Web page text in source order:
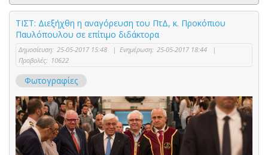
ΤΙΣΤ: Διεξήχθη η αναγόρευση του ΠτΔ, κ. Προκόπιου
Παυλόπουλου σε επίτιμο διδάκτορα
Δημοσίευση: 25-05-2017 15:48 | Ενημέρωση: 25-05-2017 18:44
|
Προβολές: 10622
Φωτογραφίες